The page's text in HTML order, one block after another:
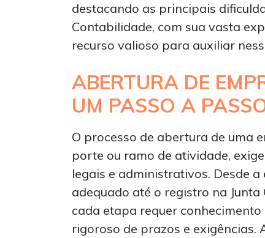
destacando as principais
Contabilidade, com sua vasta
recurso valioso para auxiliar
ABERTURA DE
UM PASSO A
O processo de abertura de uma
porte ou ramo de atividade,
legais e administrativos. Desde
adequado até o registro na
cada etapa requer
rigoroso de prazos e exigências.